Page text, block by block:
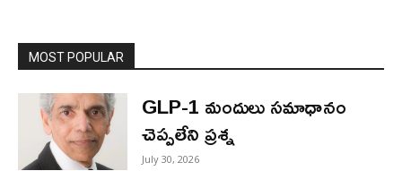
MOST POPULAR
GLP-1 మందులు సమాధానం
చెప్పలేని ప్రశ్న
July 30, 2026